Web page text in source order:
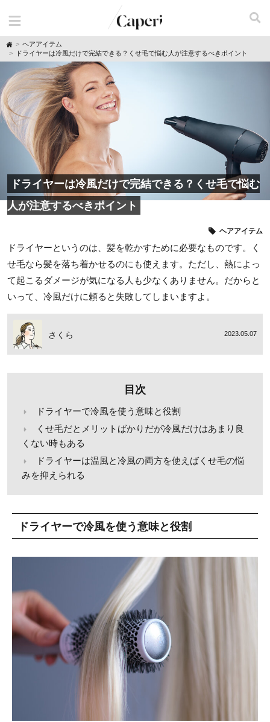
H
o
m
ヘアアイテム
ドライヤーは冷風だけで完結できる？くせ毛で悩む人が注意するべきポイント
ドライヤーは冷風だけで完結できる？くせ毛で悩む
人が注意するべきポイント
ヘアアイテム
ドライヤーというのは、髪を乾かすために必要なものです。く
せ毛なら髪を落ち着かせるのにも使えます。ただし、熱によっ
て起こるダメージが気になる人も少なくありません。だからと
いって、冷風だけに頼ると失敗してしまいますよ。
さくら 2023.05.07
目次
ドライヤーで冷風を使う意味と役割
くせ毛だとメリットばかりだが冷風だけはあまり良
くない時もある
ドライヤーは温風と冷風の両方を使えばくせ毛の悩
みを抑えられる
ドライヤーで冷風を使う意味と役割